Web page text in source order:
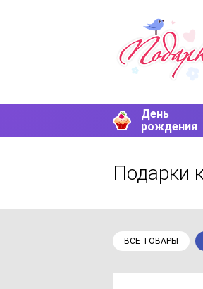
День
рождения
Подарки
ВСЕ ТОВАРЫ